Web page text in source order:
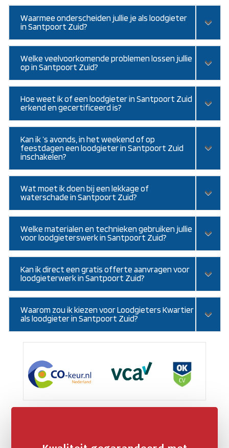
Waarmee onderscheiden jullie je als loodgieter
in Santpoort Zuid?
Welke veelvoorkomende problemen lossen jullie
op in Santpoort Zuid?
Hoe weet ik of een loodgieter in Santpoort Zuid
erkend en gecertificeerd is?
Kan ik ’s avonds, in het weekend of op
feestdagen een loodgieter in Santpoort Zuid
inschakelen?
Wat moet ik doen bij een lekkage of
waterschade in Santpoort Zuid?
Welke materialen en technieken gebruiken jullie
voor loodgieterswerk in Santpoort Zuid?
Kan ik direct een gratis offerte aanvragen voor
loodgieterwerk in Santpoort Zuid?
Waarom zou ik kiezen voor Loodgieters Kwartier
als loodgieter in Santpoort Zuid?